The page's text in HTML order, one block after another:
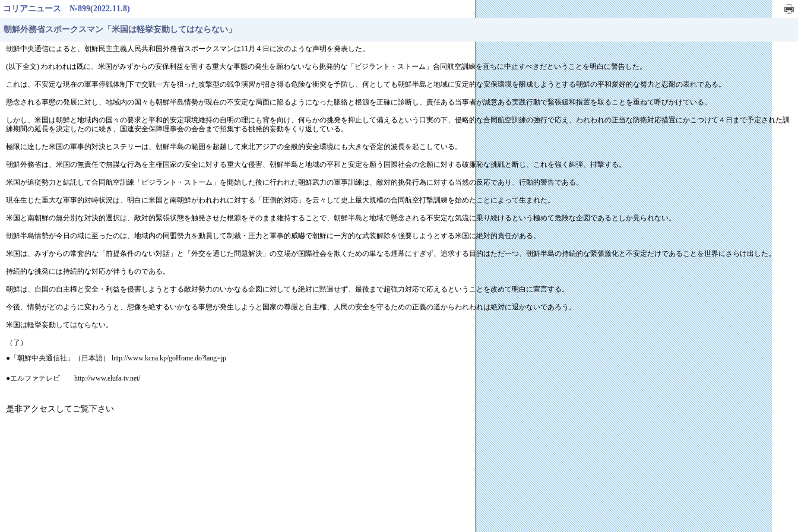
コリアニュース №899(2022.11.8)
朝鮮外務省スポークスマン「米国は軽挙妄動してはならない」
朝鮮中央通信によると、朝鮮民主主義人民共和国外務省スポークスマンは11月４日に次のような声明を発表した。
(以下全文) われわれは既に、米国がみずからの安保利益を害する重大な事態の発生を願わないなら挑発的な「ビジラント・ストーム」合同航空訓練を直ちに中止すべきだということを明白に警告した。
これは、不安定な現在の軍事停戦体制下で交戦一方を狙った攻撃型の戦争演習が招き得る危険な衝突を予防し、何としても朝鮮半島と地域に安定的な安保環境を醸成しようとする朝鮮の平和愛好的な努力と忍耐の表れである。
懸念される事態の発展に対し、地域内の国々も朝鮮半島情勢が現在の不安定な局面に陥るようになった脈絡と根源を正確に診断し、責任ある当事者が誠意ある実践行動で緊張緩和措置を取ることを重ねて呼びかけている。
しかし、米国は朝鮮と地域内の国々の要求と平和的安定環境維持の自明の理にも背を向け、何らかの挑発を抑止して備えるという口実の下、侵略的な合同航空訓練の強行で応え、われわれの正当な防衛対応措置にかこつけて４日まで予定された訓
練期間の延長を決定したのに続き、国連安全保障理事会の会合まで招集する挑発的妄動をくり返している。
極限に達した米国の軍事的対決ヒステリーは、朝鮮半島の範囲を超越して東北アジアの全般的安全環境にも大きな否定的波長を起こしている。
朝鮮外務省は、米国の無責任で無謀な行為を主権国家の安全に対する重大な侵害、朝鮮半島と地域の平和と安定を願う国際社会の念願に対する破廉恥な挑戦と断じ、これを強く糾弾、排撃する。
米国が追従勢力と結託して合同航空訓練「ビジラント・ストーム」を開始した後に行われた朝鮮武力の軍事訓練は、敵対的挑発行為に対する当然の反応であり、行動的警告である。
現在生じた重大な軍事的対峙状況は、明白に米国と南朝鮮がわれわれに対する「圧倒的対応」を云々して史上最大規模の合同航空打撃訓練を始めたことによって生まれた。
米国と南朝鮮の無分別な対決的選択は、敵対的緊張状態を触発させた根源をそのまま維持することで、朝鮮半島と地域で懸念される不安定な気流に乗り続けるという極めて危険な企図であるとしか見られない。
朝鮮半島情勢が今日の域に至ったのは、地域内の同盟勢力を動員して制裁・圧力と軍事的威嚇で朝鮮に一方的な武装解除を強要しようとする米国に絶対的責任がある。
米国は、みずからの常套的な「前提条件のない対話」と「外交を通じた問題解決」の立場が国際社会を欺くための単なる煙幕にすぎず、追求する目的はただ一つ、朝鮮半島の持続的な緊張激化と不安定だけであることを世界にさらけ出した。
持続的な挑発には持続的な対応が伴うものである。
朝鮮は、自国の自主権と安全・利益を侵害しようとする敵対勢力のいかなる企図に対しても絶対に黙過せず、最後まで超強力対応で応えるということを改めて明白に宣言する。
今後、情勢がどのように変わろうと、想像を絶するいかなる事態が発生しようと国家の尊厳と自主権、人民の安全を守るための正義の道からわれわれは絶対に退かないであろう。
米国は軽挙妄動してはならない。
（了）
●「朝鮮中央通信社」（日本語） http://www.kcna.kp/goHome.do?lang=jp
●エルファテレビ http://www.elufa-tv.net/
是非アクセスしてご覧下さい